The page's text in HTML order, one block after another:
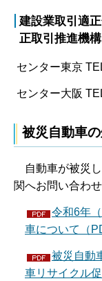
建設業取引適
正取引推進機
センター東京
センター大阪
被災自動車
自動車が被災
関へお問い合わせ
令和6年
車について（
被災自動
車リサイクル